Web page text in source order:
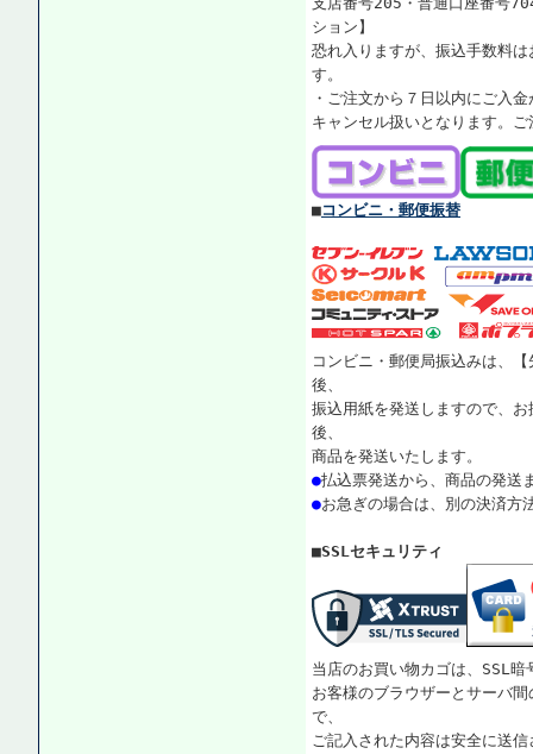
ション】
恐れ入りますが、振込手数料
す。
・ご注文から７日以内にご入
キャンセル扱いとなります。
■コンビニ・郵便振替
コンビニ・郵便局振込みは、
後、
振込用紙を発送しますので、
後、
商品を発送いたします。
●払込票発送から、商品の発送
●お急ぎの場合は、別の決済方
■SSLセキュリティ
当店のお買い物カゴは、SSL暗
お客様のブラウザーとサーバ
で、
ご記入された内容は安全に送信